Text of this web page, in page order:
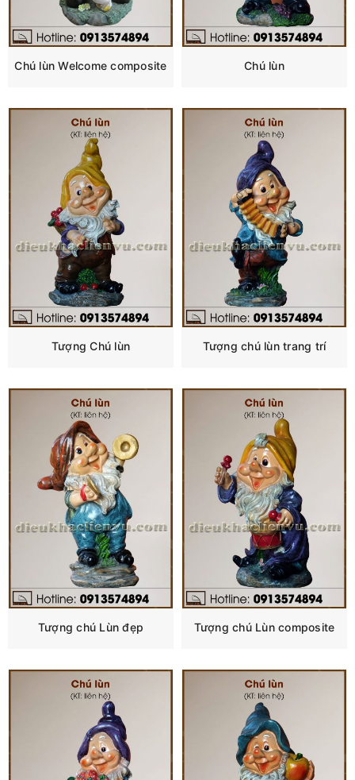
Chú lùn Welcome composite Chú lùn
Tượng Chú lùn Tượng chú lùn trang trí
Tượng chú Lùn đẹp Tượng chú Lùn composite